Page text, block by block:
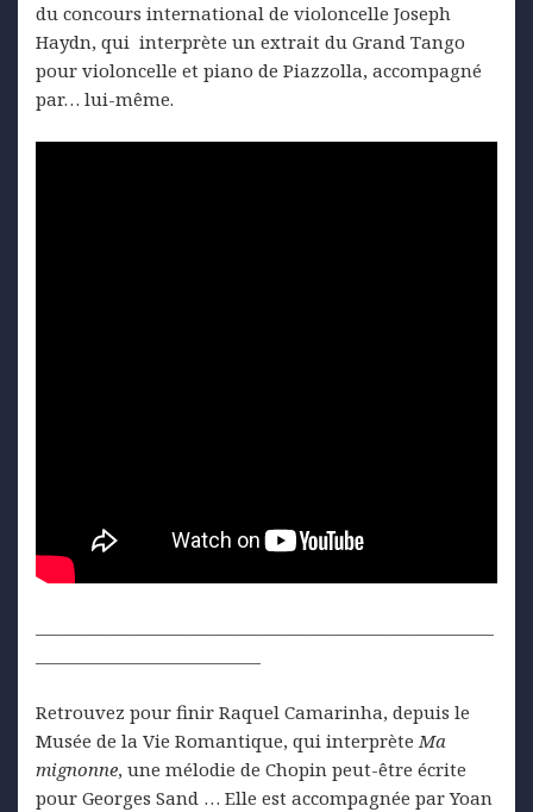
du concours international de violoncelle Joseph
Haydn, qui interprète un extrait du Grand Tango
pour violoncelle et piano de Piazzolla, accompagné
par… lui-même.
Retrouvez pour finir Raquel Camarinha, depuis le
Musée de la Vie Romantique, qui interprèteMa
mignonne, une mélodie de Chopin peut-être écrite
pour Georges Sand … Elle est accompagnée par Yoan